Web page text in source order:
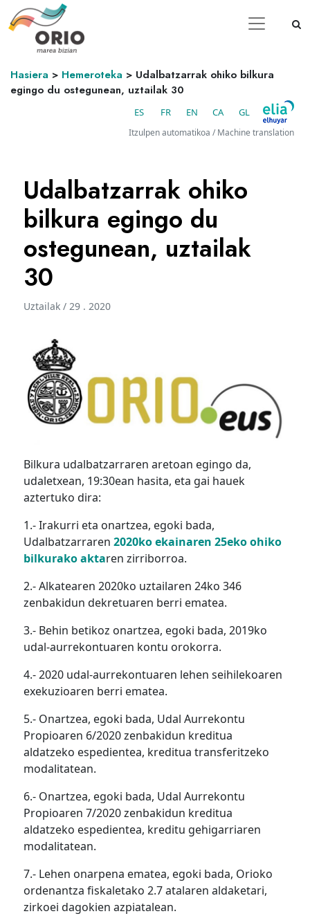
Hasiera > Hemeroteka > Udalbatzarrak ohiko bilkura
egingo du ostegunean, uztailak 30
ES FR EN CA GL
Itzulpen automatikoa / Machine translation
Udalbatzarrak ohiko
bilkura egingo du
ostegunean, uztailak
30
Uztailak / 29 . 2020
Bilkura udalbatzarraren aretoan egingo da,
udaletxean, 19:30ean hasita, eta gai hauek
aztertuko dira:
1.- Irakurri eta onartzea, egoki bada,
Udalbatzarraren2020ko ekainaren 25eko ohiko
bilkurako aktaren zirriborroa.
2.- Alkatearen 2020ko uztailaren 24ko 346
zenbakidun dekretuaren berri ematea.
3.- Behin betikoz onartzea, egoki bada, 2019ko
udal-aurrekontuaren kontu orokorra.
4.- 2020 udal-aurrekontuaren lehen seihilekoaren
exekuzioaren berri ematea.
5.- Onartzea, egoki bada, Udal Aurrekontu
Propioaren 6/2020 zenbakidun kreditua
aldatzeko espedientea, kreditua transferitzeko
modalitatean.
6.- Onartzea, egoki bada, Udal Aurrekontu
Propioaren 7/2020 zenbakidun kreditua
aldatzeko espedientea, kreditu gehigarriaren
modalitatean.
7.- Lehen onarpena ematea, egoki bada, Orioko
ordenantza fiskaletako 2.7 atalaren aldaketari,
zirkoei dagokien azpiatalean.